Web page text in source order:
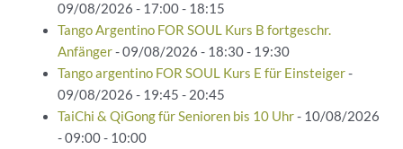
09/08/2026 - 17:00 - 18:15
Tango Argentino FOR SOUL Kurs B fortgeschr.
Anfänger- 09/08/2026 - 18:30 - 19:30
Tango argentino FOR SOUL Kurs E für Einsteiger-
09/08/2026 - 19:45 - 20:45
TaiChi & QiGong für Senioren bis 10 Uhr- 10/08/2026
- 09:00 - 10:00